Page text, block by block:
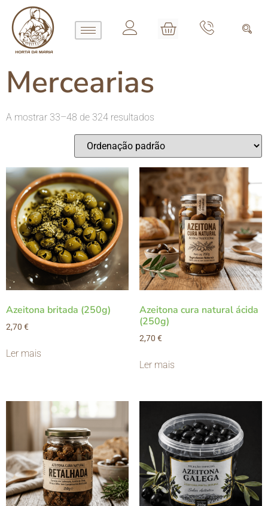
Mercearias
A mostrar 33–48 de 324 resultados
Azeitona britada (250g)
2,70 €
Ler mais
Azeitona cura natural ácida
(250g)
2,70 €
Ler mais